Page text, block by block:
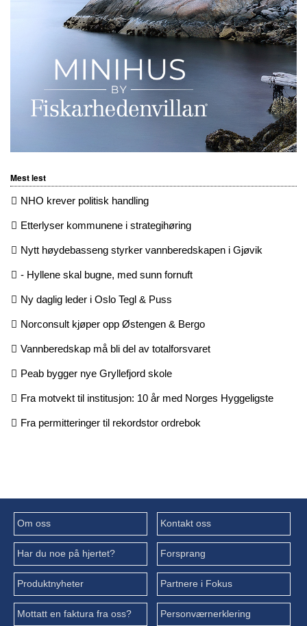
Mest lest
NHO krever politisk handling
Etterlyser kommunene i strategihøring
Nytt høydebasseng styrker vannberedskapen i Gjøvik
- Hyllene skal bugne, med sunn fornuft
Ny daglig leder i Oslo Tegl & Puss
Norconsult kjøper opp Østengen & Bergo
Vannberedskap må bli del av totalforsvaret
Peab bygger nye Gryllefjord skole
Fra motvekt til institusjon: 10 år med Norges Hyggeligste
Fra permitteringer til rekordstor ordrebok
Om oss Kontakt oss
Har du noe på hjertet? Forsprang
Produktnyheter Partnere i Fokus
Mottatt en faktura fra oss? Personværnerklering